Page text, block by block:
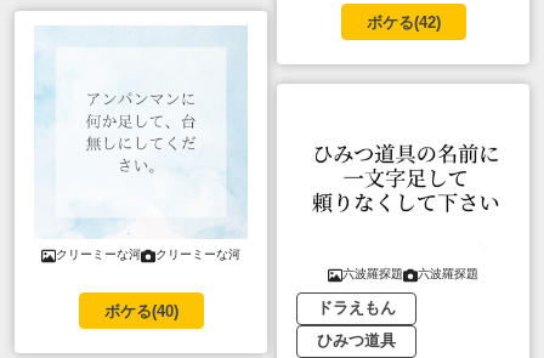
クリーミーな河 クリーミーな河
ボケる(40)
ボケる(42)
六波羅探題 六波羅探題
ドラえもん
ひみつ道具